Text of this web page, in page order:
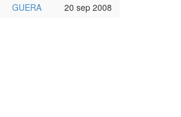
GUERA 20 sep 2008